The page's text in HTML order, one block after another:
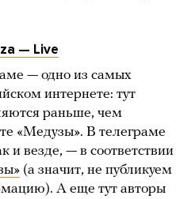
— Live
— одно из самых
интернете: тут
раньше, чем
«Медузы». В телеграме
и везде, — в соответствии
(а значит, не публикуем
А еще тут авторы